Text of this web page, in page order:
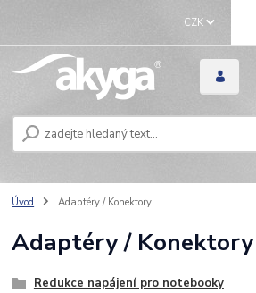
CZK
Úvod Adaptéry / Konektory
Adaptéry / Konektory
Redukce napájení pro notebooky